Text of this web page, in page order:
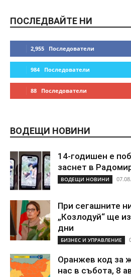
ПОСЛЕДВАЙТЕ НИ
2,955 Последователи
984 Последователи
88 Последователи
ВОДЕЩИ НОВИНИ
14-годишен е
заснет в
ВОДЕЩИ НОВИНИ
При сегашните
„Козлодуй“ ще
дни
БИЗНЕС И УПРАВЛЕНИЕ
Оранжев код за
нас в събота, 8